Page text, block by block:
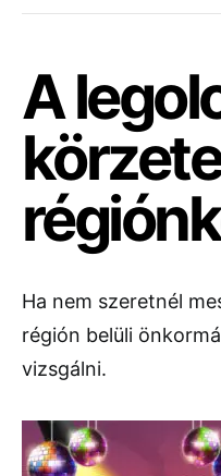
A
Ha nem szeretnél
régión belüli
vizsgálni.